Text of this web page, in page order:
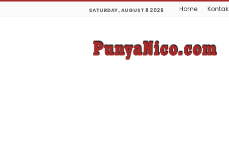
SATURDAY , AUGUST 8 2026 Home Kontak